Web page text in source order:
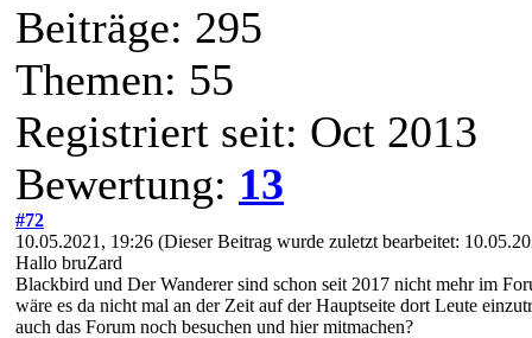
Beiträge: 295
Themen: 55
Registriert seit: Oct 2013
Bewertung: 13
#72
10.05.2021, 19:26 (Dieser Beitrag wurde zuletzt bearbeitet:
Hallo bruZard
Blackbird und Der Wanderer sind schon seit 2017 nicht mehr im
wäre es da nicht mal an der Zeit auf der Hauptseite dort Leute
auch das Forum noch besuchen und hier mitmachen?